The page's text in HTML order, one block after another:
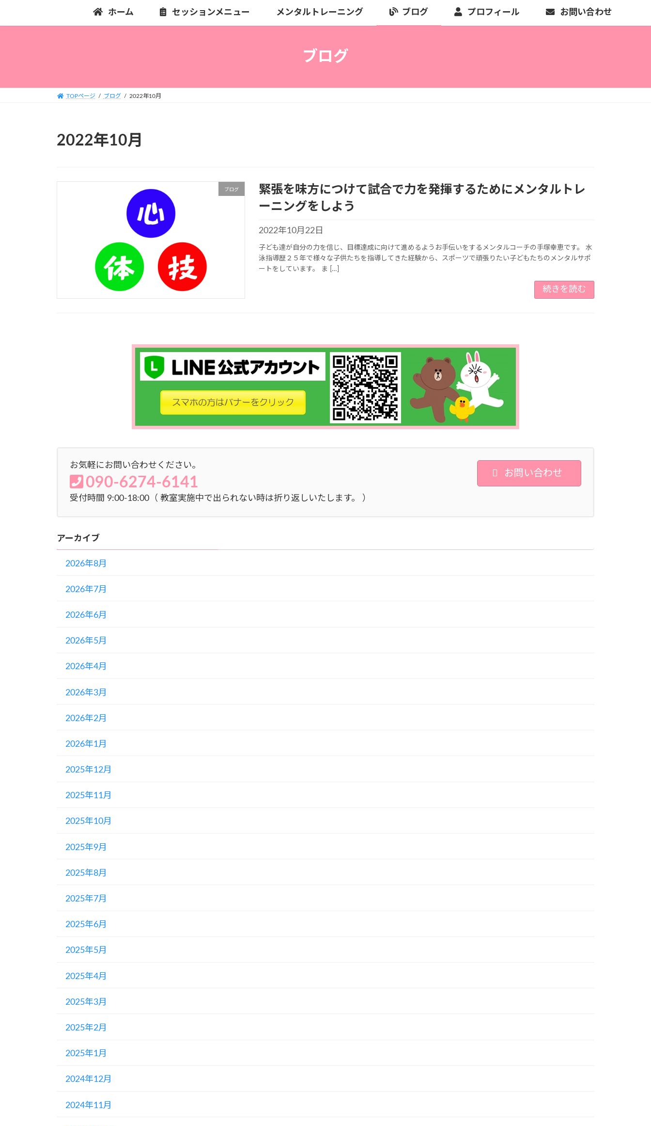
キ
に
ホーム セッションメニュー メンタルトレーニング ブログ プロフィール お問い合わせ
ブログ
TOPページ ブログ 2022年10月
2022年10月
ブログ
緊張を味方につけて試合で力を発揮するためにメンタルトレ
ーニングをしよう
2022年10月22日
子ども達が自分の力を信じ、目標達成に向けて進めるようお手伝いをするメンタルコーチの手塚幸恵です。 水
泳指導歴２５年で様々な子供たちを指導してきた経験から、スポーツで頑張りたい子どもたちのメンタルサポ
ートをしています。 ま […]
続きを読む
お気軽にお問い合わせください。
090-6274-6141
受付時間 9:00-18:00（ 教室実施中で出られない時は折り返しいたします。 ）
お問い合わせ
アーカイブ
2026年8月
2026年7月
2026年6月
2026年5月
2026年4月
2026年3月
2026年2月
2026年1月
2025年12月
2025年11月
2025年10月
2025年9月
2025年8月
2025年7月
2025年6月
2025年5月
2025年4月
2025年3月
2025年2月
2025年1月
2024年12月
2024年11月